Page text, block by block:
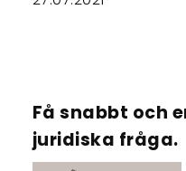
Få snabbt och
juridiska fråga.